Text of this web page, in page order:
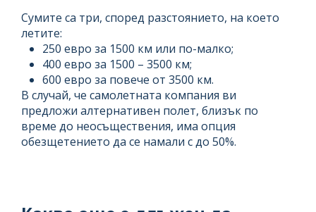
Сумите са три, според разстоянието, на което
летите:
250 евро за 1500 км или по-малко;
400 евро за 1500 – 3500 км;
600 евро за повече от 3500 км.
В случай, че самолетната компания ви
предложи алтернативен полет, близък по
време до неосъществения, има опция
обезщетението да се намали с до 50%.